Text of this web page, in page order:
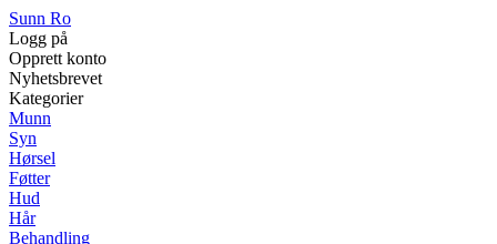
Sunn Ro
Logg på
Opprett konto
Nyhetsbrevet
Kategorier
Munn
Syn
Hørsel
Føtter
Hud
Hår
Behandling